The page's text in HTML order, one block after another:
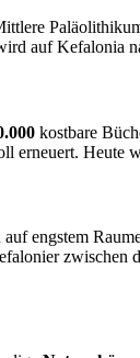
auf Kefalonia
kostbare
erneuert. Heute
engstem
zwischen